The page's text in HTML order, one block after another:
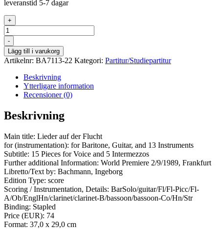
leveranstid 5-7 dagar
+
Antal
-
Lägg till i varukorg
Artikelnr: BA7113-22 Kategori: Partitur/Studiepartitur
Beskrivning
Ytterligare information
Recensioner (0)
Beskrivning
Main title: Lieder auf der Flucht
for (instrumentation): for Baritone, Guitar, and 13 Instruments
Subtitle: 15 Pieces for Voice and 5 Intermezzos
Further additional Information: World Premiere 2/9/1989, Frankfurt
Libretto/Text by: Bachmann, Ingeborg
Edition Type: score
Scoring / Instrumentation, Details: BarSolo/guitar/Fl/Fl-Picc/Fl-
A/Ob/EnglHn/clarinet/clarinet-B/bassoon/bassoon-Co/Hn/Str
Binding: Stapled
Price (EUR): 74
Format: 37,0 x 29,0 cm